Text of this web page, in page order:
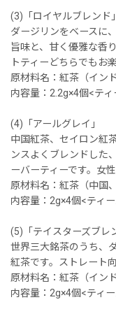
(3)「ロイヤルブレンド」
ダージリンをベースに
旨味と、甘く優雅な香
トティーどちらでもお
原材料名：紅茶（イン
内容量：2.2g×4個<テ
(4)「アールグレイ」
中国紅茶、セイロン紅
ンスよくブレンドした
ーバーティーです。女
原材料名：紅茶（中国
内容量：2g×4個<ティ
(5)「テイスターズブレ
世界三大銘茶のうち、
紅茶です。ストレート
原材料名：紅茶（イン
内容量：2g×4個<ティ